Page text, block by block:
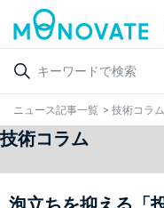
ニュース記事一覧 > 技術コラム
技術コラム